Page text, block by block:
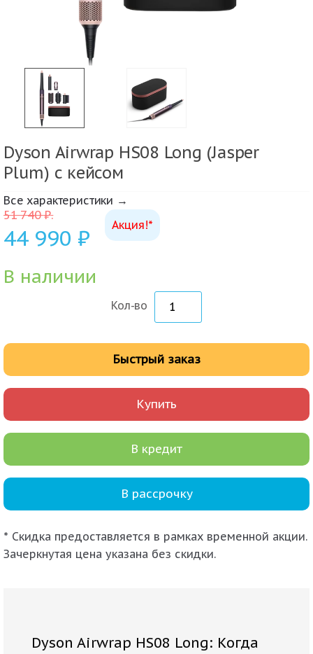
Dyson Airwrap HS08 Long (Jasper
Plum) с кейсом
Все характеристики →
Акция!*
51 740₽.
44 990 ₽
В наличии
Кол-во
Купить
Быстрый заказ
В кредит
В рассрочку
* Скидка предоставляется в рамках временной акции.
Зачеркнутая цена указана без скидки.
Dyson Airwrap HS08 Long: Когда